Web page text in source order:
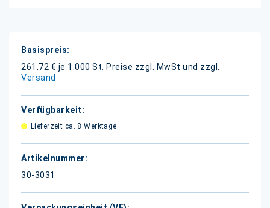
Weitere
Informationen
261,72 € je 1.000 St.
Preise zzgl. MwSt und zzgl.
Versand
Lieferzeit ca. 8 Werktage
30-3031